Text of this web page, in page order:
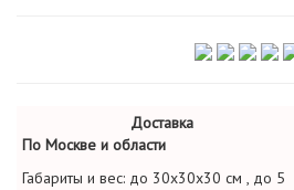
Доставка
По Москве и области
Габариты и вес: до 30х30х30 см , до 5